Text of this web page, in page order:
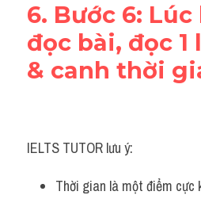
6. Bước 6:
đọc bài, đọc 1
& canh thời
IELTS TUTOR lưu ý:
Thời gian là một điểm cực